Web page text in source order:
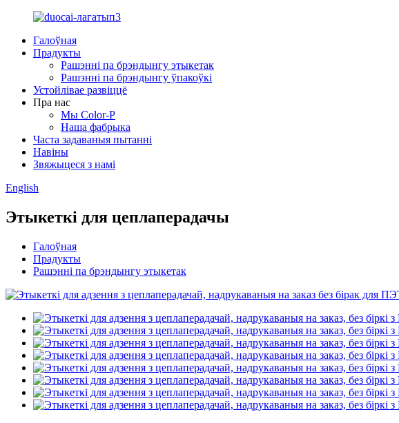
Галоўная
Прадукты
Рашэнні па брэндынгу этыкетак
Рашэнні па брэндынгу ўпакоўкі
Устойлівае развіццё
Пра нас
Мы Color-P
Наша фабрыка
Часта задаваныя пытанні
Навіны
Звяжыцеся з намі
English
Этыкеткі для цеплаперадачы
Галоўная
Прадукты
Рашэнні па брэндынгу этыкетак